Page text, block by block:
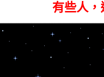
有些人